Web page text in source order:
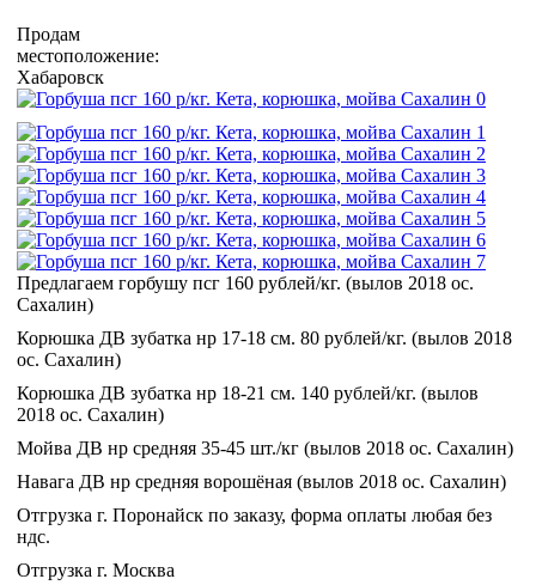
Продам
местоположение:
Хабаровск
Предлагаем горбушу псг 160 рублей/кг. (вылов 2018 ос.
Сахалин)
Корюшка ДВ зубатка нр 17-18 см. 80 рублей/кг. (вылов 2018
ос. Сахалин)
Корюшка ДВ зубатка нр 18-21 см. 140 рублей/кг. (вылов
2018 ос. Сахалин)
Мойва ДВ нр средняя 35-45 шт./кг (вылов 2018 ос. Сахалин)
Навага ДВ нр средняя ворошёная (вылов 2018 ос. Сахалин)
Отгрузка г. Поронайск по заказу, форма оплаты любая без
ндс.
Отгрузка г. Москва